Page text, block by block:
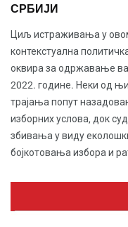
СРБИЈИ
Циљ истраживања у
контекстуална
оквира за одржавање
2022. године. Неки од
трајања попут
изборних услова, док
збивања у виду
бојкотовања избора и